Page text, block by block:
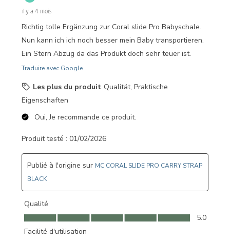
il y a 4 mois
Richtig tolle Ergänzung zur Coral slide Pro Babyschale.
Nun kann ich ich noch besser mein Baby transportieren.
Ein Stern Abzug da das Produkt doch sehr teuer ist.
Traduire avec Google
Les plus du produit Qualität, Praktische
Eigenschaften
Oui, Je recommande ce produit.
Produit testé : 01/02/2026
Publié à l'origine sur MC CORAL SLIDE PRO CARRY STRAP
BLACK
Qualité
Qualité, 5.0 sur 5
5.0
Facilité d'utilisation